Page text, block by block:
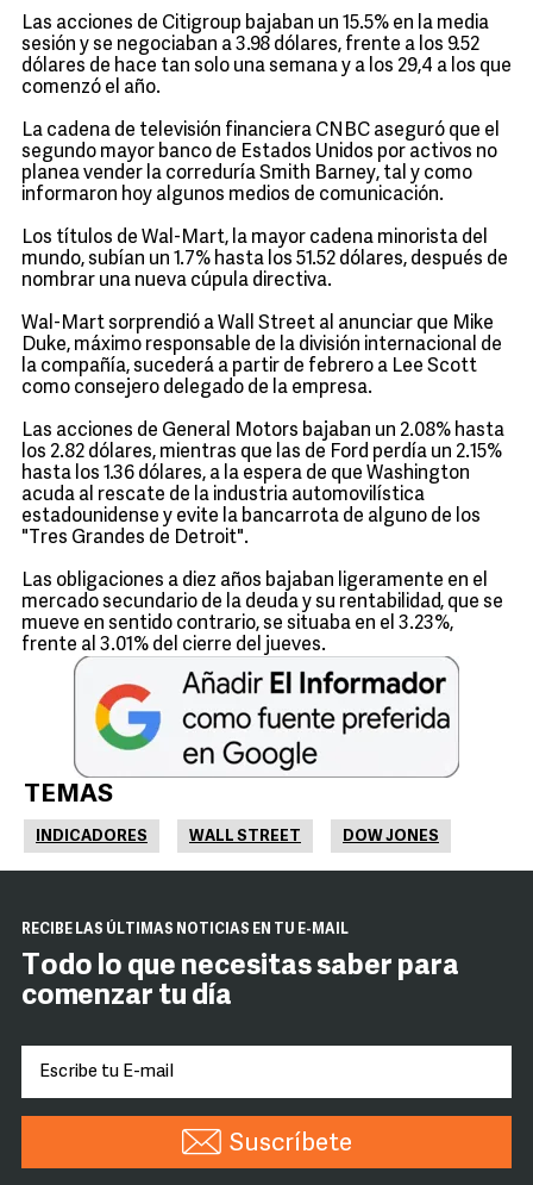
Las acciones de Citigroup bajaban un 15.5% en la media
sesión y se negociaban a 3.98 dólares, frente a los 9.52
dólares de hace tan solo una semana y a los 29,4 a los que
comenzó el año.
La cadena de televisión financiera CNBC aseguró que el
segundo mayor banco de Estados Unidos por activos no
planea vender la correduría Smith Barney, tal y como
informaron hoy algunos medios de comunicación.
Los títulos de Wal-Mart, la mayor cadena minorista del
mundo, subían un 1.7% hasta los 51.52 dólares, después de
nombrar una nueva cúpula directiva.
Wal-Mart sorprendió a Wall Street al anunciar que Mike
Duke, máximo responsable de la división internacional de
la compañía, sucederá a partir de febrero a Lee Scott
como consejero delegado de la empresa.
Las acciones de General Motors bajaban un 2.08% hasta
los 2.82 dólares, mientras que las de Ford perdía un 2.15%
hasta los 1.36 dólares, a la espera de que Washington
acuda al rescate de la industria automovilística
estadounidense y evite la bancarrota de alguno de los
"Tres Grandes de Detroit".
Las obligaciones a diez años bajaban ligeramente en el
mercado secundario de la deuda y su rentabilidad, que se
mueve en sentido contrario, se situaba en el 3.23%,
frente al 3.01% del cierre del jueves.
TEMAS
INDICADORES WALL STREET DOW JONES
RECIBE LAS ÚLTIMAS NOTICIAS EN TU E-MAIL
Todo lo que necesitas saber para
comenzar tu día
Suscríbete